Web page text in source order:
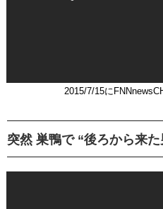
2015/7/15に
突然 巣鴨で “後ろから来